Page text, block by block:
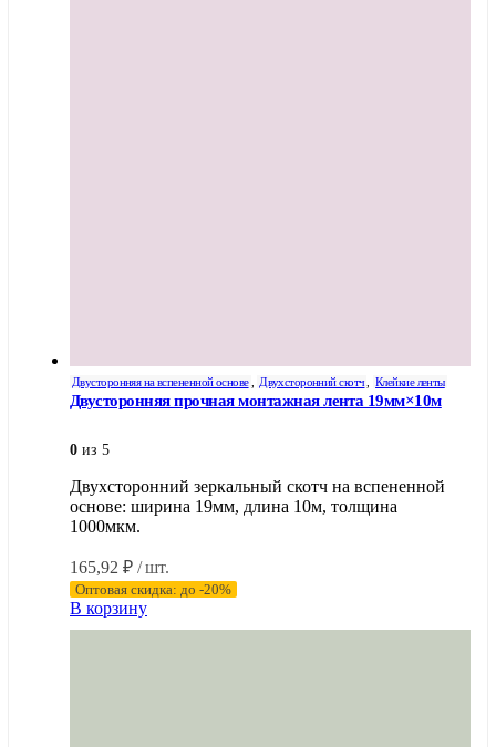
Двусторонняя на вспененной основе , Двухсторонний скотч, Клейкие ленты
Двусторонняя прочная монтажная лента 19мм×10м
0 из 5
Двухсторонний зеркальный скотч на вспененной
основе: ширина 19мм, длина 10м, толщина
1000мкм.
165,92 ₽ / шт.
Оптовая скидка: до -20%
В корзину